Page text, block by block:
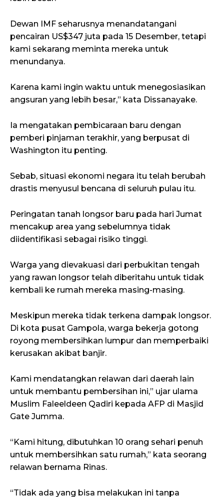
Dewan IMF seharusnya menandatangani
pencairan US$347 juta pada 15 Desember, tetapi
kami sekarang meminta mereka untuk
menundanya.
Karena kami ingin waktu untuk menegosiasikan
angsuran yang lebih besar,” kata Dissanayake.
Ia mengatakan pembicaraan baru dengan
pemberi pinjaman terakhir, yang berpusat di
Washington itu penting.
Sebab, situasi ekonomi negara itu telah berubah
drastis menyusul bencana di seluruh pulau itu.
Peringatan tanah longsor baru pada hari Jumat
mencakup area yang sebelumnya tidak
diidentifikasi sebagai risiko tinggi.
Warga yang dievakuasi dari perbukitan tengah
yang rawan longsor telah diberitahu untuk tidak
kembali ke rumah mereka masing-masing.
Meskipun mereka tidak terkena dampak longsor.
Di kota pusat Gampola, warga bekerja gotong
royong membersihkan lumpur dan memperbaiki
kerusakan akibat banjir.
Kami mendatangkan relawan dari daerah lain
untuk membantu pembersihan ini,” ujar ulama
Muslim Faleeldeen Qadiri kepada AFP di Masjid
Gate Jumma.
“Kami hitung, dibutuhkan 10 orang sehari penuh
untuk membersihkan satu rumah,” kata seorang
relawan bernama Rinas.
“Tidak ada yang bisa melakukan ini tanpa